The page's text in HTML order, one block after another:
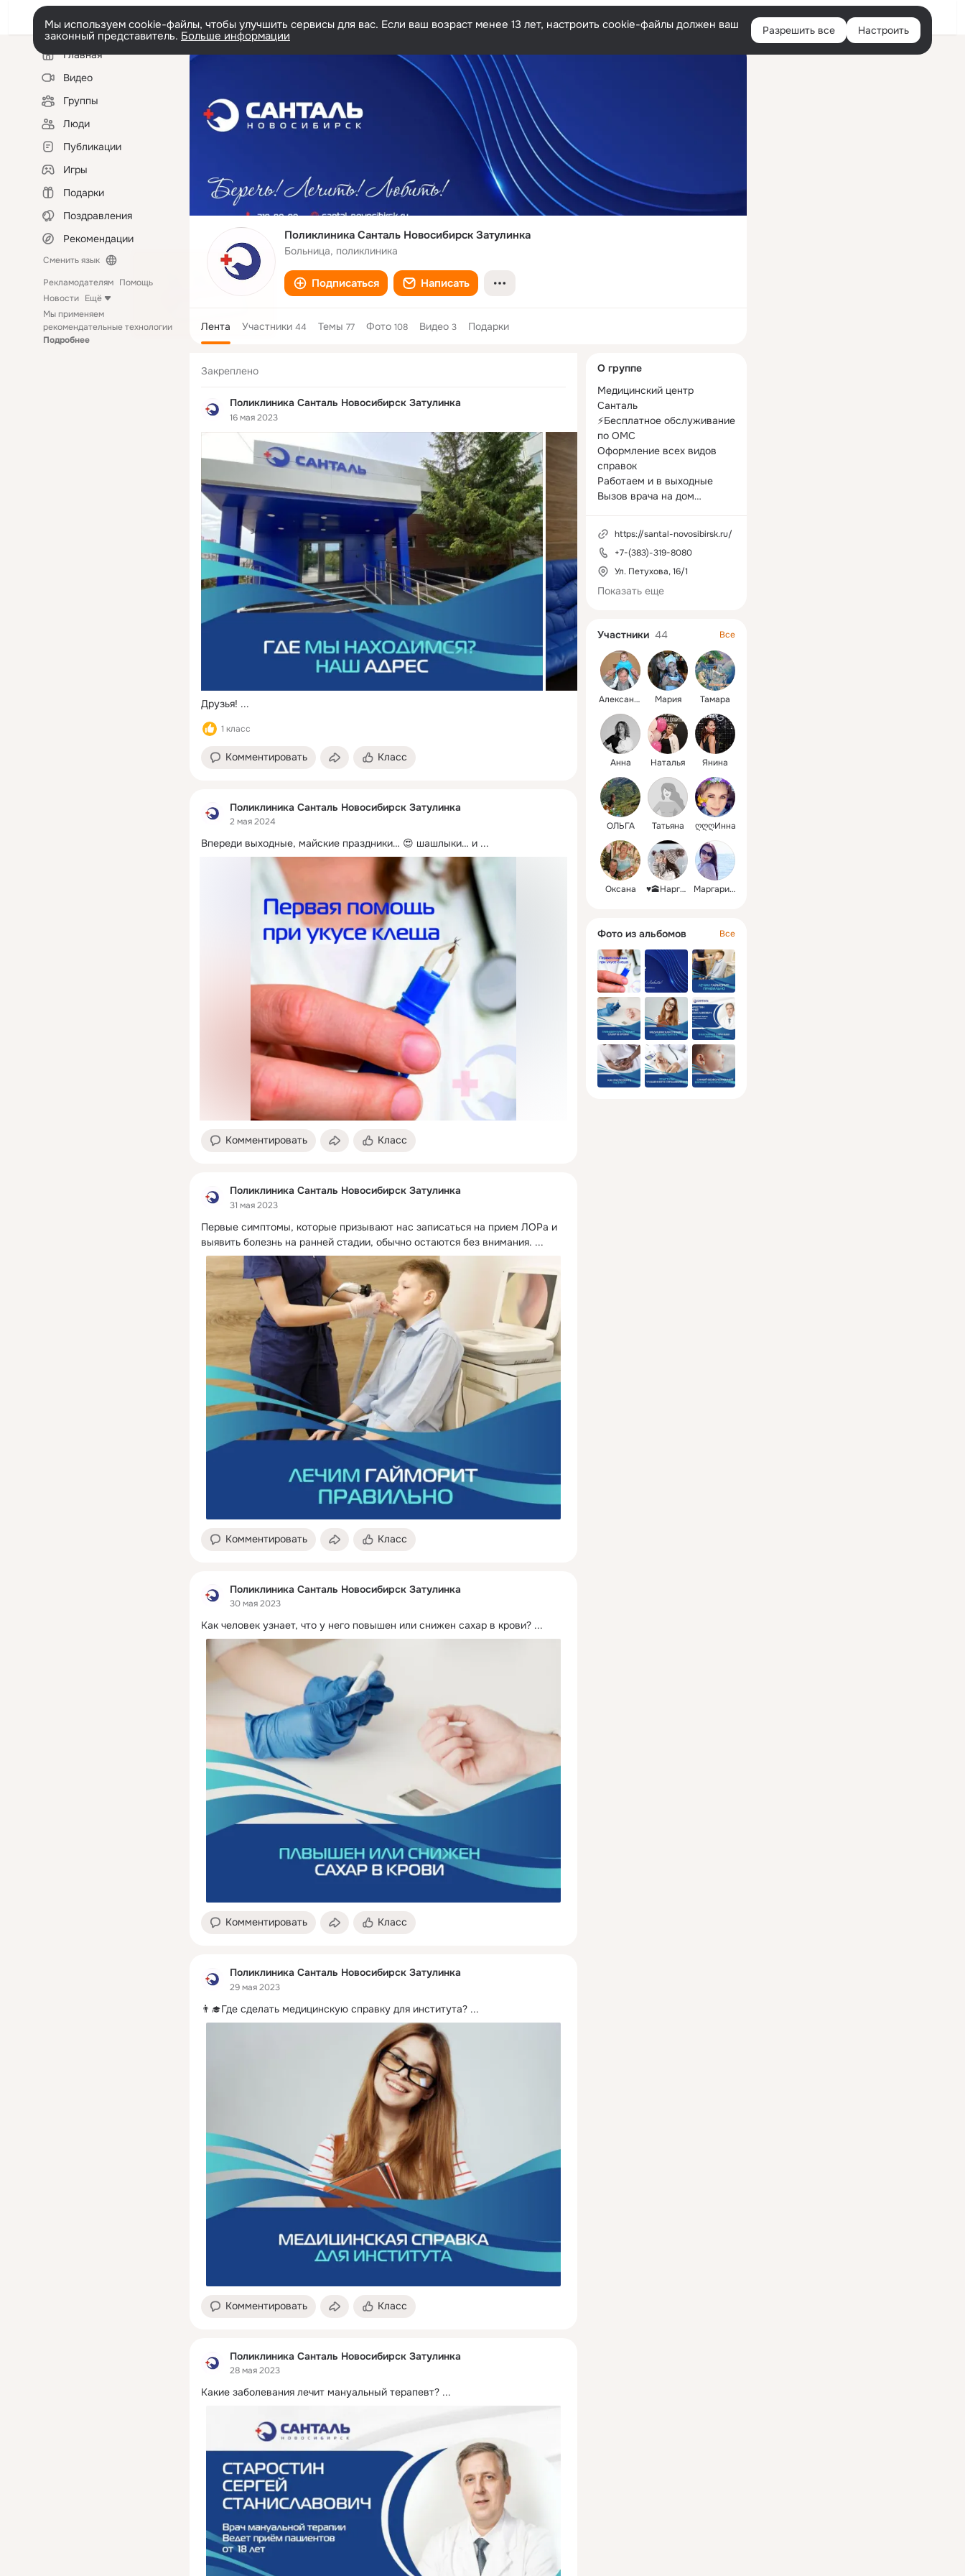
Войти
Мы используем cookie-файлы, чтобы улучшить сервисы для вас. Если ваш возраст менее 13 лет, настроить cookie-файлы должен ваш
законный представитель. Больше информации Разрешить все Настроить
Левая
колонкаГлавная
Видео
Группы
Люди
Публикации
Игры
Подарки
Поздравления
Рекомендации
Сменить язык
Рекламодателям Помощь
Новости Ещё
Мы применяем
рекомендательные технологии
Подробнее
Поликлиника Санталь Новосибирск Затулинка
Больница, поликлиника
Подписаться Написать
Лента Участники 44 Темы 77 Фото 108 Видео 3 Подарки
Закреплено
Поликлиника Санталь Новосибирск Затулинка
16 мая 2023
Друзья! ...
1 класс
Комментировать Класс
Поликлиника Санталь Новосибирск Затулинка
2 мая 2024
Впереди выходные, майские праздники… 😍 шашлыки… и ...
Комментировать Класс
Поликлиника Санталь Новосибирск Затулинка
31 мая 2023
Первые симптомы, которые призывают нас записаться на прием ЛОРа и
выявить болезнь на ранней стадии, обычно остаются без внимания. ...
Комментировать Класс
Поликлиника Санталь Новосибирск Затулинка
30 мая 2023
Как человек узнает, что у него повышен или снижен сахар в крови? ...
Комментировать Класс
Поликлиника Санталь Новосибирск Затулинка
29 мая 2023
👨‍🎓Где сделать медицинскую справку для института? ...
Комментировать Класс
Поликлиника Санталь Новосибирск Затулинка
28 мая 2023
Какие заболевания лечит мануальный терапевт? ...
колонка
О группе
Медицинский центр
Санталь
⚡️Бесплатное обслуживание
по ОМС
Оформление всех видов
справок
Работаем и в выходные
Вызов врача на дом
https://santal-novosibirsk.ru/
+7-(383)-319-8080
Ул. Петухова, 16/1
Показать еще
Участники 44 Все
Александр Мария Тамара
Анна Наталья Янина
ОЛЬГА Татьяна ღღღИнна
Оксана ♥️🕋Наргиза Маргарита
Фото из альбомов Все